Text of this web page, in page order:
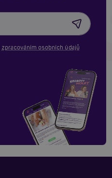
zpracováním osobních údajů